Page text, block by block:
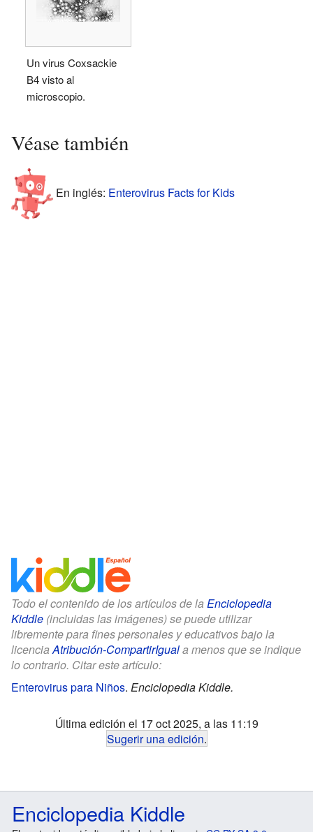
Un virus Coxsackie
B4 visto al
microscopio.
Véase también
En inglés: Enterovirus Facts for Kids
Todo el contenido de los artículos de la Enciclopedia
Kiddle (incluidas las imágenes) se puede utilizar
libremente para fines personales y educativos bajo la
licenciaAtribución-CompartirIguala menos que se indique
lo contrario. Citar este artículo:
Enterovirus para Niños. Enciclopedia Kiddle.
Última edición el 17 oct 2025, a las 11:19
Sugerir una edición.
Enciclopedia Kiddle